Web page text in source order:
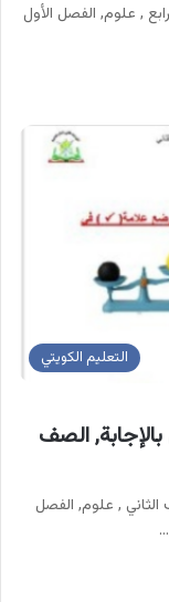
, علوم, الفصل الأول
التعليم الكويتي
الصف
الثاني , علوم, الفصل